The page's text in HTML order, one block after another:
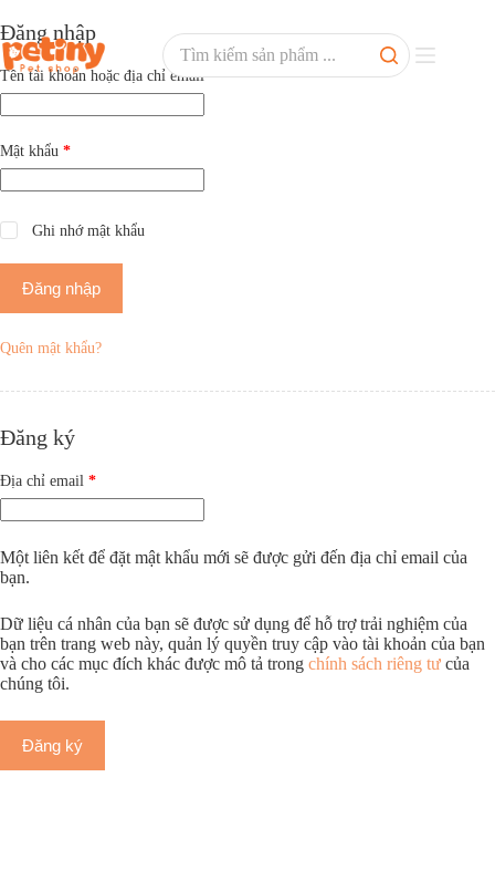
Đăng nhập
Tên tài khoản hoặc địa chỉ email*
Mật khẩu *
Ghi nhớ mật khẩu
Đăng nhập
Quên mật khẩu?
Đăng ký
Địa chỉ email *
Một liên kết để đặt mật khẩu mới sẽ được gửi đến địa chỉ email của
bạn.
Dữ liệu cá nhân của bạn sẽ được sử dụng để hỗ trợ trải nghiệm của
bạn trên trang web này, quản lý quyền truy cập vào tài khoản của bạn
và cho các mục đích khác được mô tả trong chính sách riêng tư của
chúng tôi.
Đăng ký